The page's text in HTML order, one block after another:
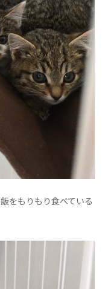
をもりもり食べている